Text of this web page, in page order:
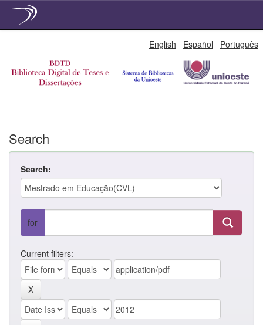
English Español Português
Search
Search:
for
Current filters: